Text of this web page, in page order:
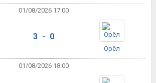
01/08/2026 17:00
3 - 0
Орёл
01/08/2026 18:00